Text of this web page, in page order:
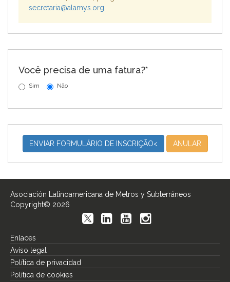
secretaria@alamys.org
Você precisa de uma fatura?*
Sim Não
ENVIAR FORMULÁRIO DE INSCRIÇÃO< ANULAR
Asociación Latinoamericana de Metros y Subterráneos
Copyright© 2026
Enlaces
Aviso legal
Política de privacidad
Política de cookies